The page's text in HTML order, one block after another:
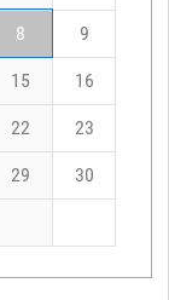
8 9
15 16
22 23
29 30